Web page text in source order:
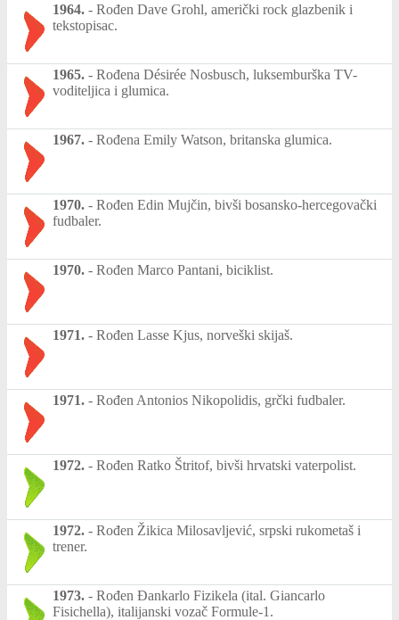
1964. - Rođen Dave Grohl, američki rock glazbenik i
tekstopisac.
1965. - Rođena Désirée Nosbusch, luksemburška TV-
voditeljica i glumica.
1967. - Rođena Emily Watson, britanska glumica.
1970. - Rođen Edin Mujčin, bivši bosansko-hercegovački
fudbaler.
1970. - Rođen Marco Pantani, biciklist.
1971. - Rođen Lasse Kjus, norveški skijaš.
1971. - Rođen Antonios Nikopolidis, grčki fudbaler.
1972. - Rođen Ratko Štritof, bivši hrvatski vaterpolist.
1972. - Rođen Žikica Milosavljević, srpski rukometaš i
trener.
1973. - Rođen Đankarlo Fizikela (ital. Giancarlo
Fisichella), italijanski vozač Formule-1.